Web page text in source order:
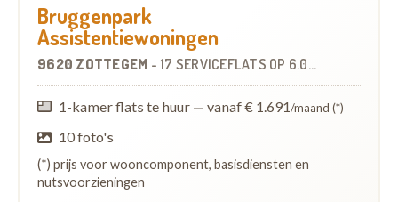
Bruggenpark
Assistentiewoningen
9620 ZOTTEGEM - 17 SERVICEFLATS OP 6.0 KM
1-kamer flats te huur — vanaf € 1.691/maand (*)
10 foto's
(*) prijs voor wooncomponent, basisdiensten en
nutsvoorzieningen